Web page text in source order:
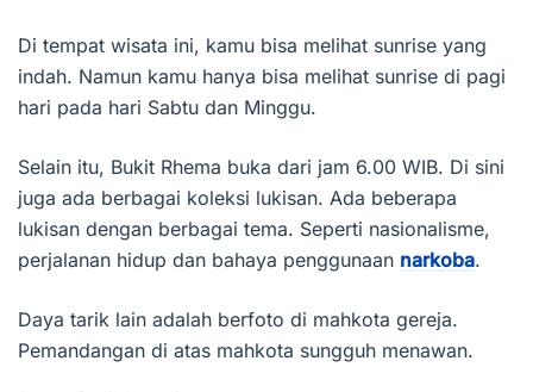
Di tempat wisata ini, kamu bisa melihat sunrise yang
indah. Namun kamu hanya bisa melihat sunrise di pagi
hari pada hari Sabtu dan Minggu.
Selain itu, Bukit Rhema buka dari jam 6.00 WIB. Di sini
juga ada berbagai koleksi lukisan. Ada beberapa
lukisan dengan berbagai tema. Seperti nasionalisme,
perjalanan hidup dan bahaya penggunaan narkoba.
Daya tarik lain adalah berfoto di mahkota gereja.
Pemandangan di atas mahkota sungguh menawan.